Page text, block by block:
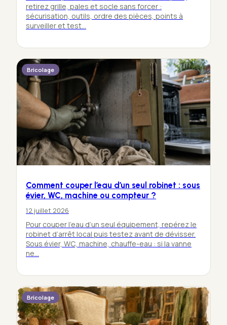
retirez grille, pales et socle sans forcer :
sécurisation, outils, ordre des pièces, points à
surveiller et test…
Bricolage
Comment couper l’eau d’un seul robinet : sous
évier, WC, machine ou compteur ?
12 juillet 2026
Pour couper l’eau d’un seul équipement, repérez le
robinet d’arrêt local puis testez avant de dévisser.
Sous évier, WC, machine, chauffe-eau : si la vanne
ne…
Bricolage